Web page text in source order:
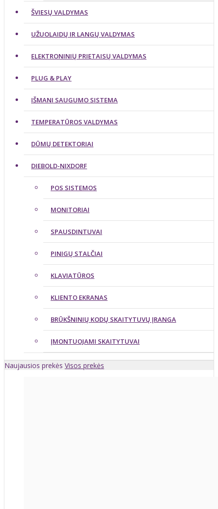
ŠVIESŲ VALDYMAS
UŽUOLAIDŲ IR LANGŲ VALDYMAS
ELEKTRONINIŲ PRIETAISŲ VALDYMAS
PLUG & PLAY
IŠMANI SAUGUMO SISTEMA
TEMPERATŪROS VALDYMAS
DŪMŲ DETEKTORIAI
DIEBOLD-NIXDORF
POS SISTEMOS
MONITORIAI
SPAUSDINTUVAI
PINIGŲ STALČIAI
KLAVIATŪROS
KLIENTO EKRANAS
BRŪKŠNINIŲ KODŲ SKAITYTUVŲ ĮRANGA
ĮMONTUOJAMI SKAITYTUVAI
Naujausios prekės Visos prekės